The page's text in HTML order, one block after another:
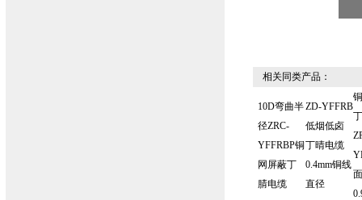
相关同类产品：
10D弯曲半
径ZRC-
YFFRBP铜
网屏蔽丁
腈电缆
ZD-YFFRB
低烟低卤
丁晴电缆
0.4mm铜线
直径